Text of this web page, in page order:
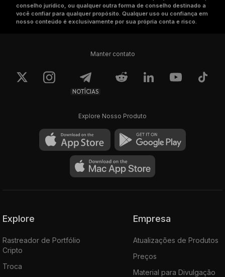
conselho jurídico, ou qualquer outra forma de conselho destinado a
você confiar para qualquer propósito. Qualquer uso ou confiança em
nosso conteúdo é exclusivamente por sua própria conta e risco.
Manter contato
NOTÍCIAS
Explore Nosso Produto
Explore
Rastreador de Portfólio
Cripto
Troca
Empresa
Atualizações de Produtos
Preços
Material para Divulgação